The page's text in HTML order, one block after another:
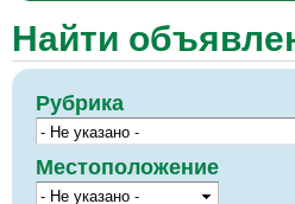
Найти
Рубрика
Местоположение